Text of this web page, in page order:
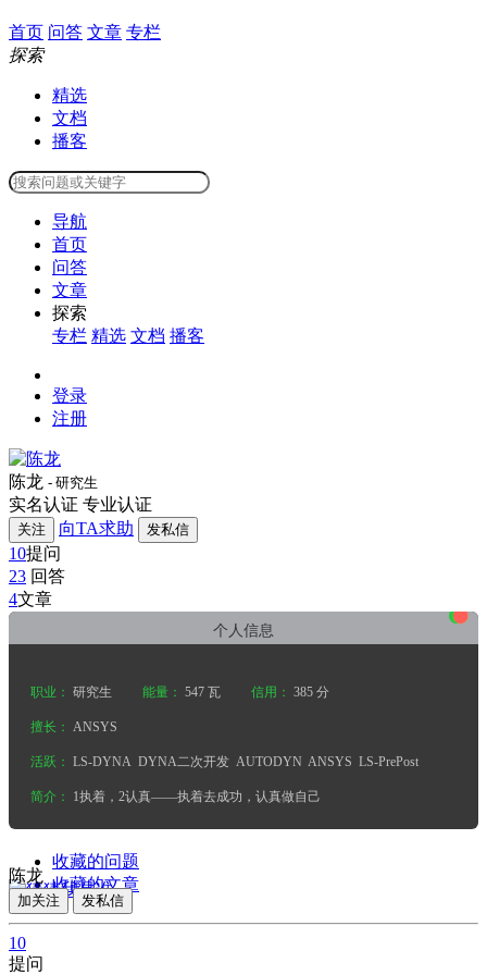
首页 问答 文章 专栏
探索
精选
文档
播客
导航
首页
问答
文章
探索
专栏 精选 文档 播客
登录
注册
陈龙 - 研究生
实名认证 专业认证
关注 向TA求助 发私信
10提问
23 回答
4文章
个人信息 •
•
•
职业： 研究生 能量： 547 瓦 信用： 385 分
擅长： ANSYS
活跃： LS-DYNA DYNA二次开发 AUTODYN ANSYS LS-PrePost
简介： 1执着，2认真——执着去成功，认真做自己
收藏的问题
收藏的文章
陈龙
加关注 发私信
10
提问